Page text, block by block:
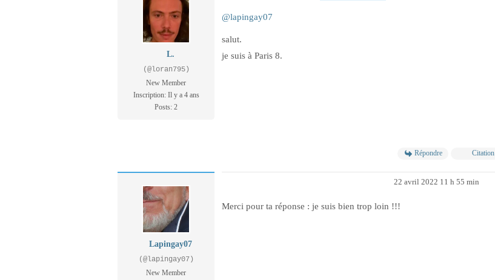
L.
(@loran795)
New Member
Inscription: Il y a 4 ans
Posts: 2
@lapingay07
salut.
je suis à Paris 8.
Répondre Citation
Lapingay07
(@lapingay07)
New Member
22 avril 2022 11 h 55 min
Merci pour ta réponse : je suis bien trop loin !!!